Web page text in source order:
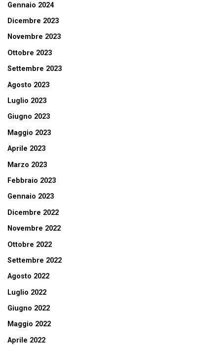
Gennaio 2024
Dicembre 2023
Novembre 2023
Ottobre 2023
Settembre 2023
Agosto 2023
Luglio 2023
Giugno 2023
Maggio 2023
Aprile 2023
Marzo 2023
Febbraio 2023
Gennaio 2023
Dicembre 2022
Novembre 2022
Ottobre 2022
Settembre 2022
Agosto 2022
Luglio 2022
Giugno 2022
Maggio 2022
Aprile 2022